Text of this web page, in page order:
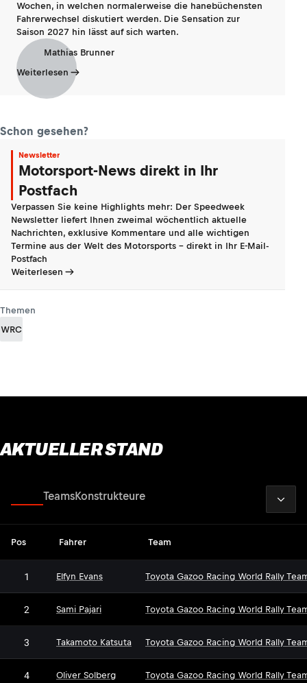
Wochen, in welchen normalerweise die hanebüchensten
Fahrerwechsel diskutiert werden. Die Sensation zur
Saison 2027 hin lässt auf sich warten.
Mathias Brunner
Weiterlesen
Schon gesehen?
Newsletter
Motorsport-News direkt in Ihr
Postfach
Verpassen Sie keine Highlights mehr: Der Speedweek
Newsletter liefert Ihnen zweimal wöchentlich aktuelle
Nachrichten, exklusive Kommentare und alle wichtigen
Termine aus der Welt des Motorsports - direkt in Ihr E-Mail-
Postfach
Weiterlesen
Themen
WRC
AKTUELLER STAND
TeamsKonstrukteure
Pos Fahrer Team
1 Elfyn Evans Toyota Gazoo Racing World Rally
2 Sami Pajari Toyota Gazoo Racing World Rally
3 Takamoto Katsuta Toyota Gazoo Racing World Rally
4 Oliver Solberg Toyota Gazoo Racing World Rally